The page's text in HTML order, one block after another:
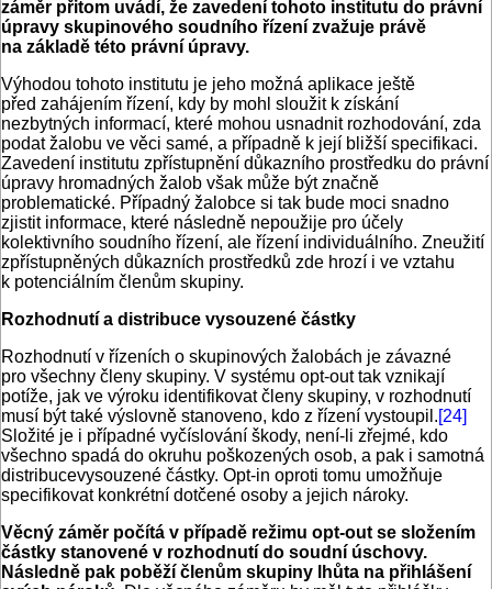
záměr přitom uvádí, že zavedení tohoto institutu do právní
úpravy skupinového soudního řízení zvažuje právě
na základě této právní úpravy.
Výhodou tohoto institutu je jeho možná aplikace ještě
před zahájením řízení, kdy by mohl sloužit k získání
nezbytných informací, které mohou usnadnit rozhodování, zda
podat žalobu ve věci samé, a případně k její bližší specifikaci.
Zavedení institutu zpřístupnění důkazního prostředku do právní
úpravy hromadných žalob však může být značně
problematické. Případný žalobce si tak bude moci snadno
zjistit informace, které následně nepoužije pro účely
kolektivního soudního řízení, ale řízení individuálního. Zneužití
zpřístupněných důkazních prostředků zde hrozí i ve vztahu
k potenciálním členům skupiny.
Rozhodnutí a distribuce vysouzené částky
Rozhodnutí v řízeních o skupinových žalobách je závazné
pro všechny členy skupiny. V systému opt-out tak vznikají
potíže, jak ve výroku identifikovat členy skupiny, v rozhodnutí
musí být také výslovně stanoveno, kdo z řízení vystoupil.[24]
Složité je i případné vyčíslování škody, není-li zřejmé, kdo
všechno spadá do okruhu poškozených osob, a pak i samotná
distribucevysouzené částky. Opt-in oproti tomu umožňuje
specifikovat konkrétní dotčené osoby a jejich nároky.
Věcný záměr počítá v případě režimu opt-out se složením
částky stanovené v rozhodnutí do soudní úschovy.
Následně pak poběží členům skupiny lhůta na přihlášení